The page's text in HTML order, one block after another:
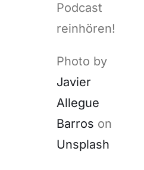
Podcast
reinhören!
Photo by
Javier
Allegue
Barros on
Unsplash